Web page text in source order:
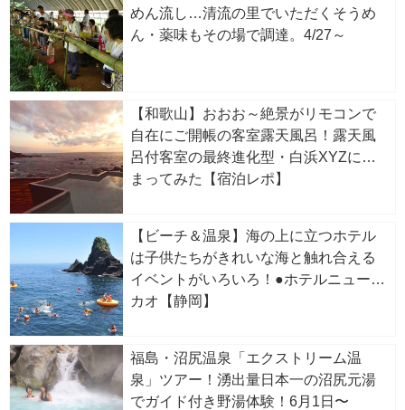
めん流し…清流の里でいただくそうめ
ん・薬味もその場で調達。4/27～
【和歌山】おおお～絶景がリモコンで
自在にご開帳の客室露天風呂！露天風
呂付客室の最終進化型・白浜XYZに泊
まってみた【宿泊レポ】
【ビーチ＆温泉】海の上に立つホテル
は子供たちがきれいな海と触れ合える
イベントがいろいろ！●ホテルニューア
カオ【静岡】
福島・沼尻温泉「エクストリーム温
泉」ツアー！湧出量日本一の沼尻元湯
でガイド付き野湯体験！6月1日〜